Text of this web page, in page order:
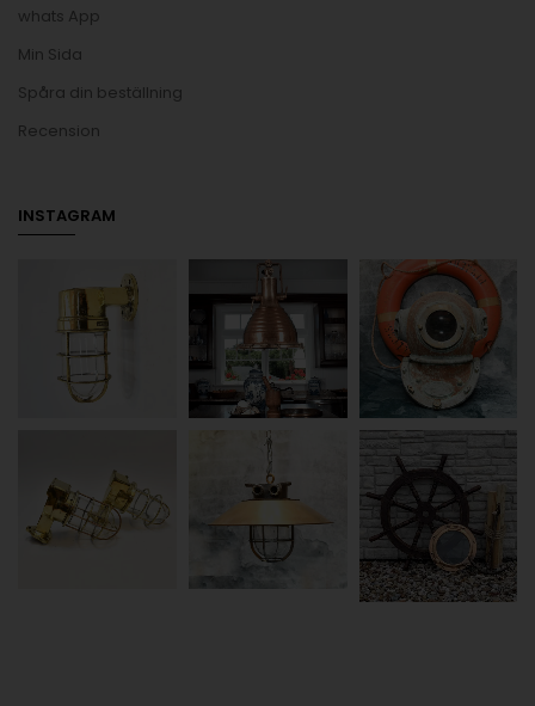
whats App
Min Sida
Spåra din beställning
Recension
INSTAGRAM